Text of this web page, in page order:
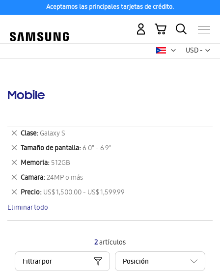
Aceptamos las principales tarjetas de crédito.
USD -
dólar
Mi carrito
Mobile
2artículos
Filtrar por
Clase Galaxy S
Eliminar
este
artículo
Tamaño de pantalla 6.0" - 6.9"
Eliminar
este
artículo
Memoria 512GB
Eliminar
este
artículo
Camara 24MP o más
Eliminar
este
artículo
Precio US$ 1,500.00 - US$ 1,599.99
Eliminar
este
artículo
Eliminar todo